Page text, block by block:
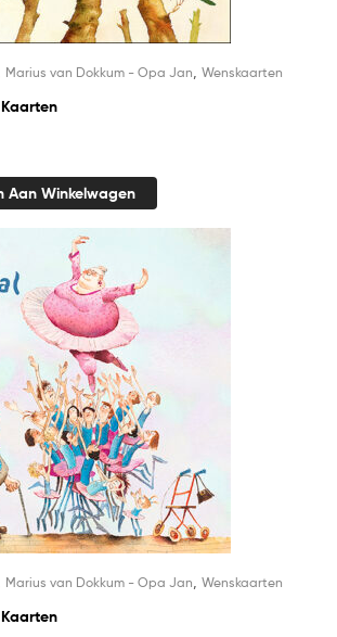
Marius van Dokkum - Opa Jan Wenskaarten
Aan Winkelwagen
Marius van Dokkum - Opa Jan, Wenskaarten